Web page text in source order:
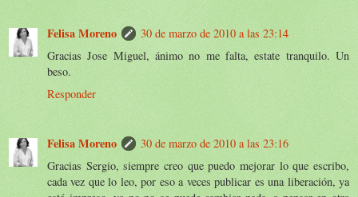
Felisa Moreno
30 de marzo de 2010 a las 23:14
Gracias Jose Miguel, ánimo no me falta, estate tranquilo. Un
beso.
Responder
Felisa Moreno
30 de marzo de 2010 a las 23:16
Gracias Sergio, siempre creo que puedo mejorar lo que escribo,
cada vez que lo leo, por eso a veces publicar es una liberación, ya